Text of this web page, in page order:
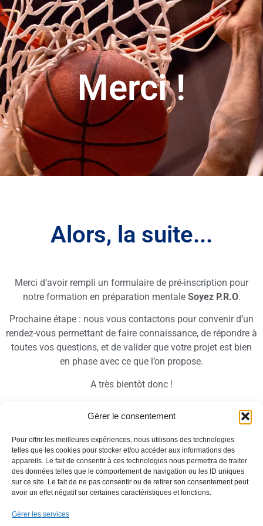
Gérer le consentement
Pour offrir les meilleures expériences, nous utilisons des technologies
telles que les cookies pour stocker et/ou accéder aux informations des
appareils. Le fait de consentir à ces technologies nous permettra de traiter
des données telles que le comportement de navigation ou les ID uniques
sur ce site. Le fait de ne pas consentir ou de retirer son consentement peut
avoir un effet négatif sur certaines caractéristiques et fonctions.
Gérer les services
Merci !
Alors, la suite...
Merci d’avoir rempli un formulaire de pré-inscription pour
notre formation en préparation mentale Soyez P.R.O.
Prochaine étape : nous vous contactons pour convenir d’un
rendez-vous permettant de faire connaissance, de répondre à
toutes vos questions, et de valider que votre projet est bien
en phase avec ce que l’on propose.
A très bientôt donc !
← Retour